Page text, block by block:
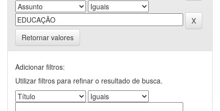
Retornar valores
Adicionar filtros:
Utilizar filtros para refinar o resultado de busca.